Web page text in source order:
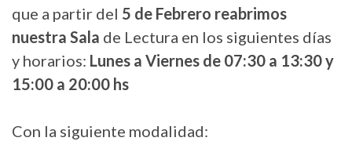
que a partir del 5 de Febrero reabrimos
nuestra Sala de Lectura en los siguientes días
y horarios: Lunes a Viernes de 07:30 a 13:30 y
15:00 a 20:00 hs
Con la siguiente modalidad: